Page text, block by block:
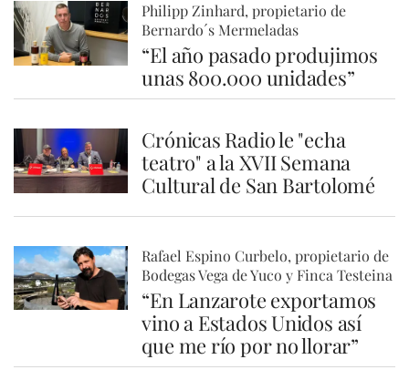
Philipp Zinhard, propietario de
Bernardo´s Mermeladas
“El año pasado produjimos
unas 800.000 unidades”
Crónicas Radio le "echa
teatro" a la XVII Semana
Cultural de San Bartolomé
Rafael Espino Curbelo, propietario de
Bodegas Vega de Yuco y Finca Testeina
“En Lanzarote exportamos
vino a Estados Unidos así
que me río por no llorar”